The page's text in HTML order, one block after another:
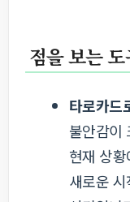
점을 보는
타로카드
불안감이
현재 상
새로운